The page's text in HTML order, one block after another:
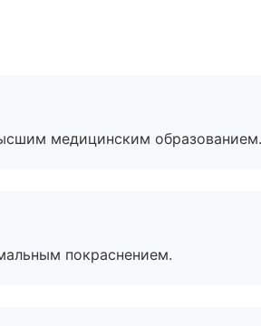
медицинским образованием.
покраснением.